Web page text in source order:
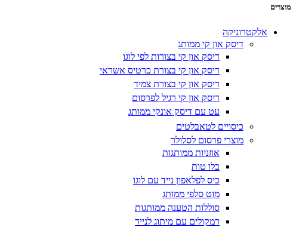
מוצרים
אלקטרוניקה
דיסק און קי ממותג
דיסק און קי בצורות לפי לוגו
דיסק און קי בצורת כרטיס אשראי
דיסק און קי בצורת צמיד
דיסק און קי רגיל לפרסום
עט עם דיסק אונקי ממותג
כיסויים לטאבלטים
מוצרי פרסום לסלולר
אוזניות ממותגות
בלו טות
כיס לפלאפון נייד עם לוגו
מוט סלפי ממותג
סוללות הטענה ממותגות
רמקולים עם מיתוג לנייד